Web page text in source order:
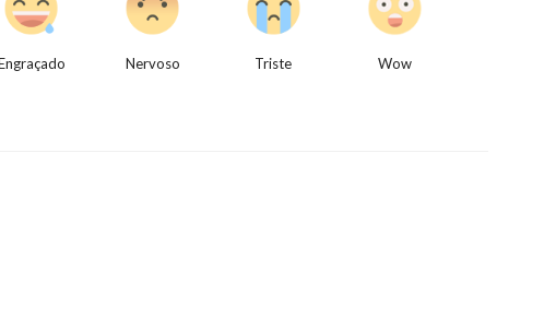
Nervoso Triste Wow